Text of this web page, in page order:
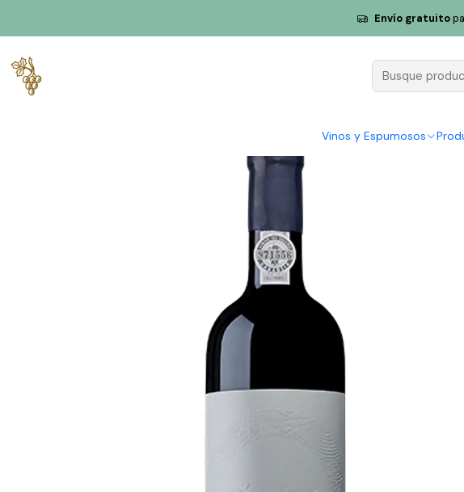
Vinos y Espumosos
Envío gratuito
Conceito Único 2021 Douro Tinto 75cl